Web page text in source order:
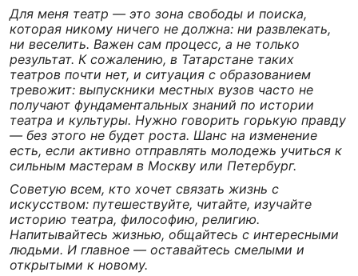
Для меня театр — это зона свободы и поиска,
которая никому ничего не должна: ни развлекать,
ни веселить. Важен сам процесс, а не только
результат. К сожалению, в Татарстане таких
театров почти нет, и ситуация с образованием
тревожит: выпускники местных вузов часто не
получают фундаментальных знаний по истории
театра и культуры. Нужно говорить горькую правду
— без этого не будет роста. Шанс на изменение
есть, если активно отправлять молодежь учиться к
сильным мастерам в Москву или Петербург.
Советую всем, кто хочет связать жизнь с
искусством: путешествуйте, читайте, изучайте
историю театра, философию, религию.
Напитывайтесь жизнью, общайтесь с интересными
людьми. И главное — оставайтесь смелыми и
открытыми к новому.